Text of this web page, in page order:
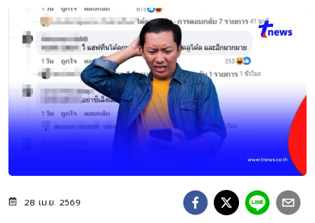
28 เม.ย. 2569